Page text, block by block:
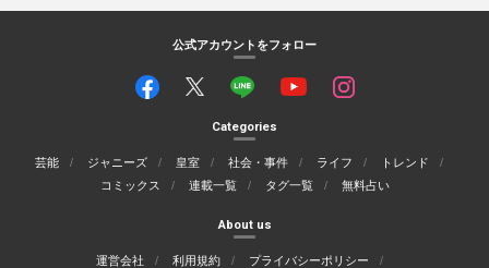
公式アカウントをフォロー
Categories
芸能 ジャニーズ 皇室 社会・事件 ライフ
トレンド
コミックス
連載一覧 タグ一覧 無料占い
About us
運営会社 利用規約
プライバシーポリシー